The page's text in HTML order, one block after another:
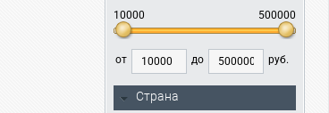
10000 500000
от до руб.
Страна